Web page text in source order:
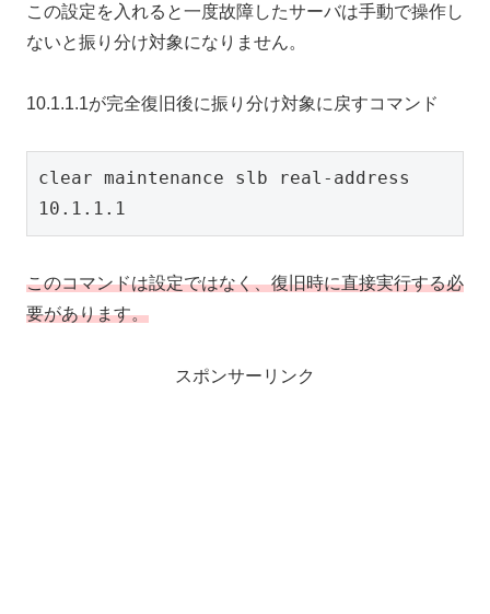
この設定を入れると一度故障したサーバは手動で操作し
ないと振り分け対象になりません。
10.1.1.1が完全復旧後に振り分け対象に戻すコマンド
clear maintenance slb real-address
10.1.1.1
このコマンドは設定ではなく、復旧時に直接実行する必
要があります。
スポンサーリンク